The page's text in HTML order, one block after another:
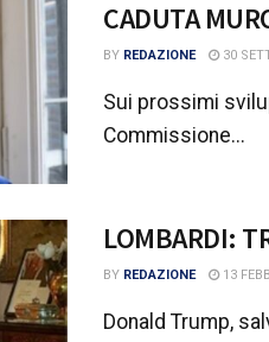
CADUTA
BY REDAZIONE 30
Sui prossimi
Commissione...
LOMBARDI:
BY REDAZIONE 13
Donald Trump,